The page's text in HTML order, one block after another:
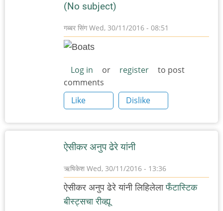
(No subject)
गब्बर सिंगWed, 30/11/2016 - 08:51
Log in or register
to post
comments
Like
Dislike
ऐसीकर अनुप ढेरे यांनी
ऋषिकेश Wed, 30/11/2016 - 13:36
ऐसीकर अनुप ढेरे यांनी लिहिलेलाफँटास्टिक
बीस्ट्सचा रीव्ह्यू